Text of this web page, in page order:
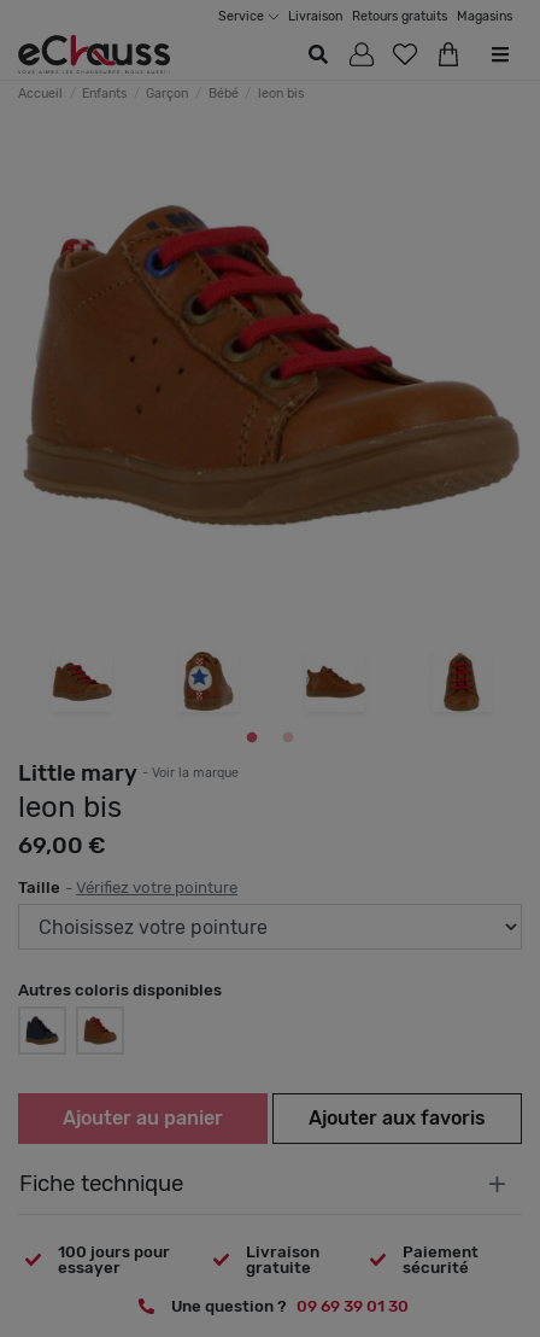
Livraison Retours gratuits Magasins
Service
Accueil Enfants Garçon Bébé leon bis
Little mary - Voir la marque
leon bis
69,00 €
Taille - Vérifiez votre pointure
Autres coloris disponibles
Ajouter au panier Ajouter aux favoris
Fiche technique +
100 jours pour
essayer
Livraison
gratuite
Paiement
sécurité
Une question ? 09 69 39 01 30